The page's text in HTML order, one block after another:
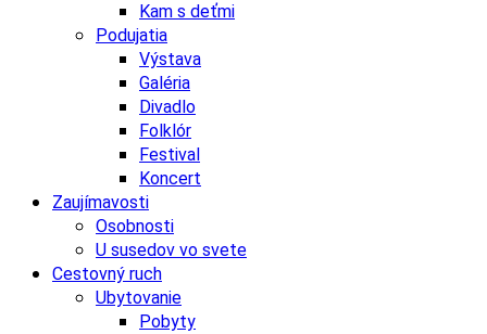
Kam s deťmi
Podujatia
Výstava
Galéria
Divadlo
Folklór
Festival
Koncert
Zaujímavosti
Osobnosti
U susedov vo svete
Cestovný ruch
Ubytovanie
Pobyty